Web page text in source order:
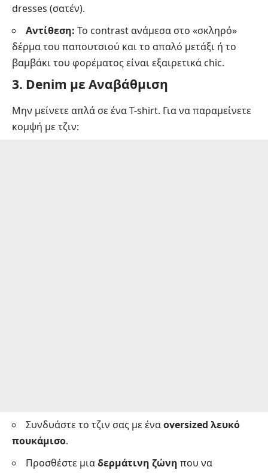
dresses (σατέν).
Αντίθεση: Το contrast ανάμεσα στο «σκληρό»
δέρμα του παπουτσιού και το απαλό μετάξι ή το
βαμβάκι του φορέματος είναι εξαιρετικά chic.
3. Denim με Αναβάθμιση
Μην μείνετε απλά σε ένα T-shirt. Για να παραμείνετε
κομψή με τζιν:
Συνδυάστε το τζιν σας με έναoversized λευκό
πουκάμισο.
Προσθέστε μιαδερμάτινη ζώνη που να